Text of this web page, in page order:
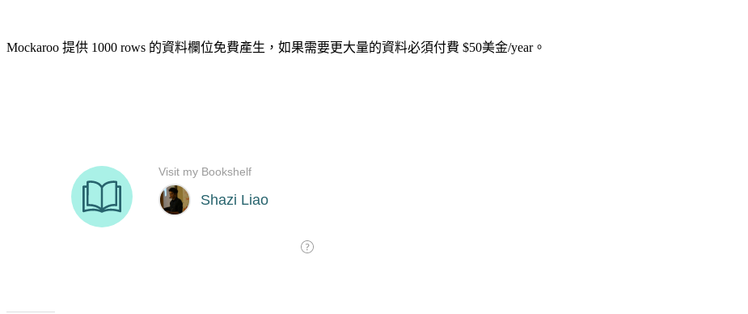
Mockaroo 提供 1000 rows 的資料欄位免費產生，如果需要更大量的資料必須付費 $50美金/year。